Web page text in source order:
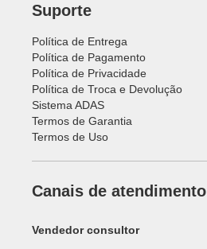
Suporte
Política de Entrega
Política de Pagamento
Política de Privacidade
Política de Troca e Devolução
Sistema ADAS
Termos de Garantia
Termos de Uso
Canais de atendimento
Vendedor consultor